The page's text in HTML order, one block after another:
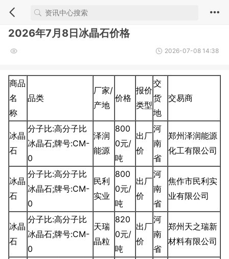
2026年7月8日冰晶石价格
2026-07-08 14:38
商品
名
称
品类
厂家/
产地
价格
报价
类型
交
货
地
交易商
冰晶
石
分子比:高分子比
冰晶石;牌号:CM-
0
泽润
能源
800
0元/
吨
出厂
价
河
南
省
郑州泽润能源
化工有限公司
冰晶
石
分子比:高分子比
冰晶石;牌号:CM-
0
民利
实业
800
0元/
吨
出厂
价
河
南
省
焦作市民利实
业有限公司
冰晶
石
分子比:高分子比
冰晶石;牌号:CM-
0
天瑞
晶粒
820
0元/
吨
出厂
价
河
南
省
郑州天之瑞新
材料有限公司